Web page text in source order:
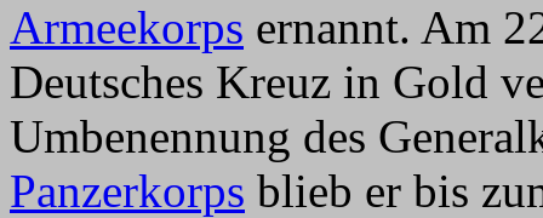
Armeekorps ernannt. Am
Deutsches Kreuz in Gold
Umbenennung des
Panzerkorps blieb er bis